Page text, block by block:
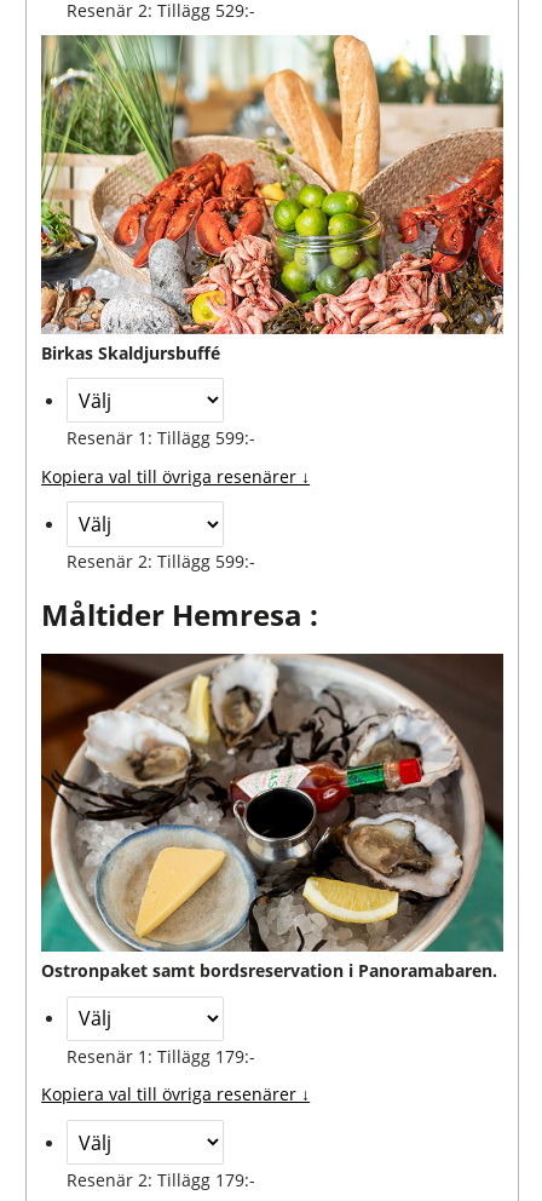
Resenär 2: Tillägg 529:-
Birkas Skaldjursbuffé
Resenär 1: Tillägg 599:-
Kopiera val till övriga resenärer ↓
Resenär 2: Tillägg 599:-
Måltider Hemresa :
Ostronpaket samt bordsreservation i Panoramabaren.
Resenär 1: Tillägg 179:-
Kopiera val till övriga resenärer ↓
Resenär 2: Tillägg 179:-